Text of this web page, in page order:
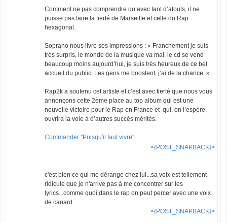
Comment ne pas comprendre qu’avec tant d’atouts, il ne
puisse pas faire la fierté de Marseille et celle du Rap
hexagonal.
Soprano nous livre ses impressions : « Franchement je suis
très surpris, le monde de la musique va mal, le cd se vend
beaucoup moins aujourd’hui, je suis très heureux de ce bel
accueil du public. Les gens me boostent, j’ai de la chance. »
Rap2k a soutenu cet artiste et c’est avec fierté que nous vous
annonçons cette 2ème place au top album qui est une
nouvelle victoire pour le Rap en France et qui, on l’espère,
ouvrira la voie à d’autres succès mérités.
Commander "Puisqu'il faut vivre"
<{POST_SNAPBACK}>
c'est bien ce qui me dérange chez lui...sa voix est tellement
ridicule que je n'arrive pas à me concentrer sur les
lyrics...comme quoi dans le rap on peut percer avec une voix
de canard
<{POST_SNAPBACK}>